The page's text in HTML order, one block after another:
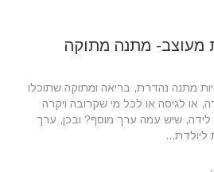
מעוצב- מתנה מתוקה
מתנה נהדרת, בריאה ומתוקה שתוכלו
או לגיסה או לכל מי שקרובה ויקרה
שיש עמה ערך מוסף? ובכן, ערך
ליולדת...